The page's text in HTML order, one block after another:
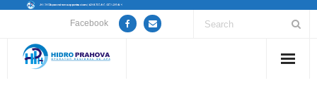
Facebook